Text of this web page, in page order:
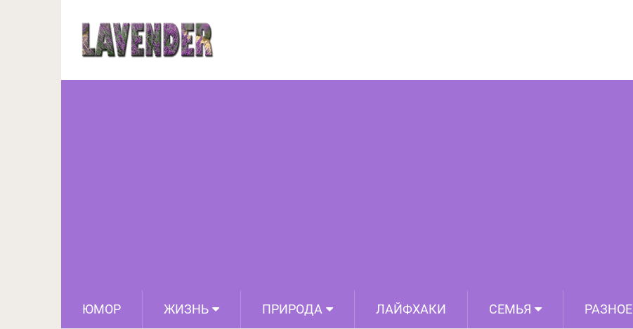
ЮМОР ЖИЗНЬ ПРИРОДА ЛАЙФХАКИ СЕМЬЯ РАЗНОЕ
Интересные и неожиданные факты о пирамидах